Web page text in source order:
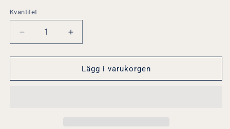
Kvantitet
Minska
kvantitet
för
Niva
Öka
kvantitet
för
Erik
Niva
Lägg i varukorgen